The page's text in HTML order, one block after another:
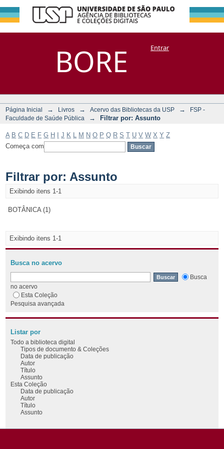
BORE
Filtrar por:
Assunto
DSpace/Manakin + CoriscoEntrar
Página Inicial → Livros → Acervo das Bibliotecas da USP →
FSP -
Faculdade de Saúde Pública
→ Filtrar por: Assunto
A B C D E F G H J K M N O P Q R S T U V W X Y Z
Começa com
Filtrar por: Assunto
Exibindo itens 1-1
BOTÂNICA (1)
Exibindo itens 1-1
Busca no acervo
Busca
no acervo
Esta Coleção
Pesquisa avançada
Listar por
Todo a biblioteca digital
Tipos de documento & Coleções
Data de publicação
Autor
Título
Assunto
Esta Coleção
Data de publicação
Autor
Título
Assunto